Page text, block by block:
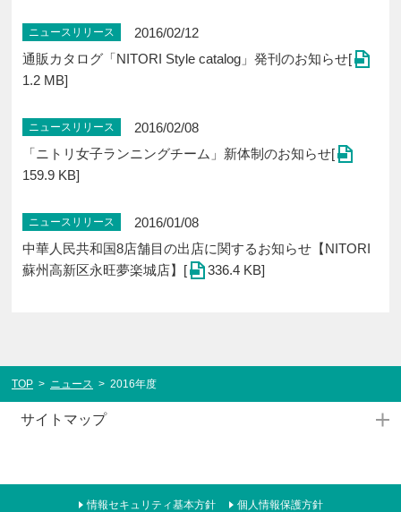
ニュースリリース
2016/02/12
通販カタログ「NITORI Style catalog」発刊のお知らせ[
1.2 MB]
ニュースリリース
2016/02/08
「ニトリ女子ランニングチーム」新体制のお知らせ[
159.9 KB]
ニュースリリース
2016/01/08
中華人民共和国8店舗目の出店に関するお知らせ【NITORI
蘇州高新区永旺夢楽城店】[
336.4 KB]
TOP > ニュース > 2016年度
サイトマップ
情報セキュリティ基本方針 個人情報保護方針